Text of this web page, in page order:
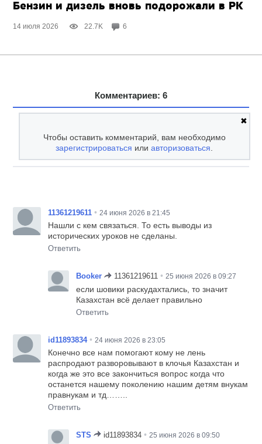
Бензин и дизель вновь подорожали в РК
14 июля 2026 22.7K 6
Комментариев: 6
✖
Чтобы оставить комментарий, вам необходимо
зарегистрироваться илиавторизоваться.
11361219611 • 24 июня 2026 в 21:45
Нашли с кем связаться. То есть выводы из
исторических уроков не сделаны.
Ответить
Booker 11361219611 • 25 июня 2026 в 09:27
если шовики раскудахтались, то значит
Казахстан всё делает правильно
Ответить
id11893834 • 24 июня 2026 в 23:05
Конечно все нам помогают кому не лень
распродают разворовывают в клочья Казахстан и
когда же это все закончиться вопрос когда что
останется нашему поколению нашим детям внукам
правнукам и тд……..
Ответить
STS id11893834 • 25 июня 2026 в 09:50